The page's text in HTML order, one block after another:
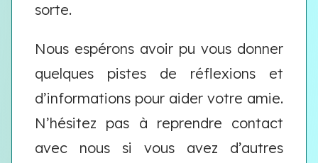
sorte.
Nous espérons avoir pu vous donner
quelques pistes de réflexions et
d’informations pour aider votre amie.
N’hésitez pas à reprendre contact
avec nous si vous avez d’autres